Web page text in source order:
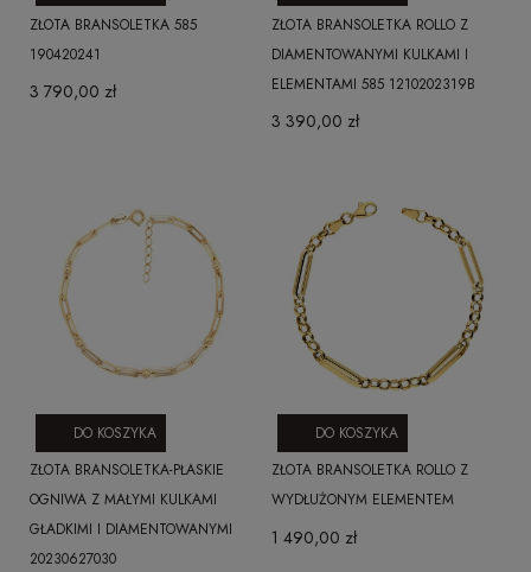
ZŁOTA BRANSOLETKA 585
190420241
3 790,00 zł
ZŁOTA BRANSOLETKA ROLLO Z
DIAMENTOWANYMI KULKAMI I
ELEMENTAMI 585 1210202319B
3 390,00 zł
ZŁOTA BRANSOLETKA-PŁASKIE
OGNIWA Z MAŁYMI KULKAMI
GŁADKIMI I DIAMENTOWANYMI
20230627030
DO KOSZYKA
ZŁOTA BRANSOLETKA ROLLO Z
WYDŁUŻONYM ELEMENTEM
1 490,00 zł
DO KOSZYKA